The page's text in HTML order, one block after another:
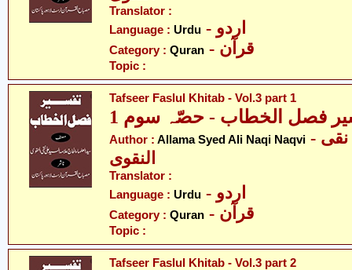
Translator :
Language : Urdu - اردو
Category : Quran - قرآن
Topic :
Tafseer Faslul Khitab - Vol.3 part 1
فصل الخطاب - حصّہ سوم 1
Author : Allama Syed Ali Naqi Naqvi - علامہ سید علی نقی
النقوی
Translator :
Language : Urdu - اردو
Category : Quran - قرآن
Topic :
Tafseer Faslul Khitab - Vol.3 part 2